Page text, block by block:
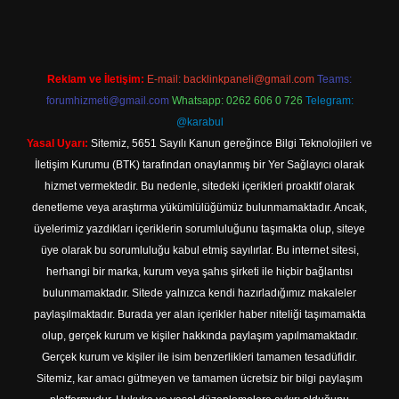
Reklam ve İletişim: E-mail: backlinkpaneli@gmail.com Teams:
forumhizmeti@gmail.com Whatsapp: 0262 606 0 726 Telegram:
@karabul
Yasal Uyarı: Sitemiz, 5651 Sayılı Kanun gereğince Bilgi Teknolojileri ve
İletişim Kurumu (BTK) tarafından onaylanmış bir Yer Sağlayıcı olarak
hizmet vermektedir. Bu nedenle, sitedeki içerikleri proaktif olarak
denetleme veya araştırma yükümlülüğümüz bulunmamaktadır. Ancak,
üyelerimiz yazdıkları içeriklerin sorumluluğunu taşımakta olup, siteye
üye olarak bu sorumluluğu kabul etmiş sayılırlar. Bu internet sitesi,
herhangi bir marka, kurum veya şahıs şirketi ile hiçbir bağlantısı
bulunmamaktadır. Sitede yalnızca kendi hazırladığımız makaleler
paylaşılmaktadır. Burada yer alan içerikler haber niteliği taşımamakta
olup, gerçek kurum ve kişiler hakkında paylaşım yapılmamaktadır.
Gerçek kurum ve kişiler ile isim benzerlikleri tamamen tesadüfidir.
Sitemiz, kar amacı gütmeyen ve tamamen ücretsiz bir bilgi paylaşım